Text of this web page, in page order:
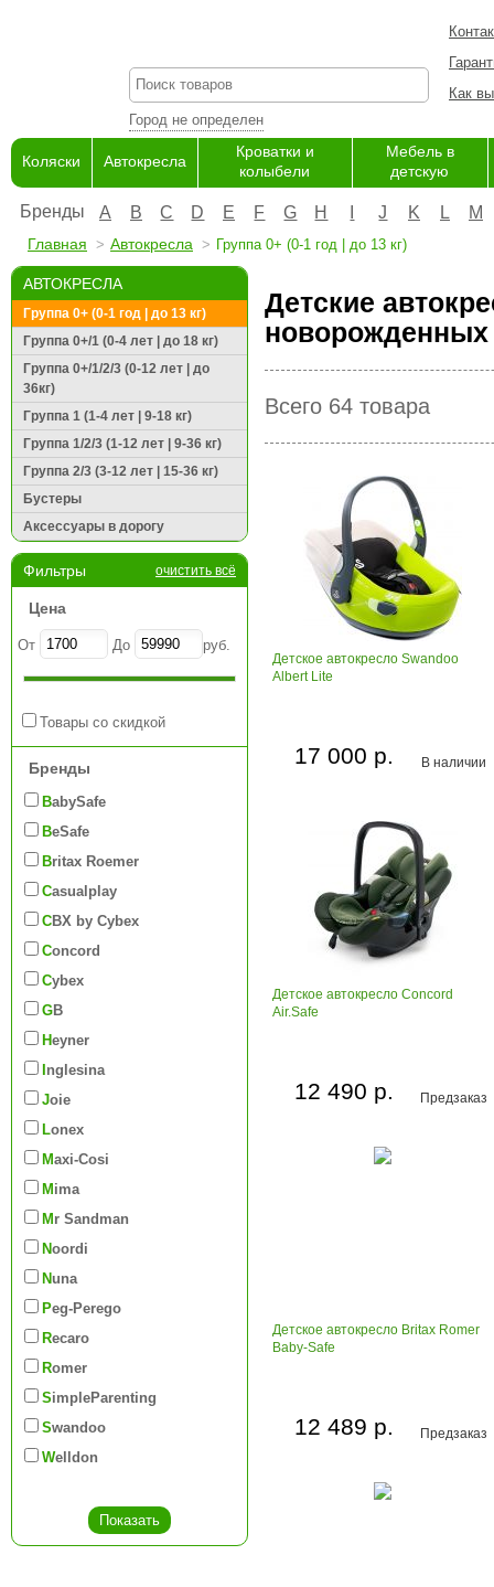
Город не определен
Как
Коляски Автокресла
Кроватки и
колыбели
Мебель в
детскую
Бренды A B C D E F G H J K L M
Главная Автокресла Группа 0+ (0-1 год | до 13 кг)
АВТОКРЕСЛА
Группа 0+ (0-1 год | до 13 кг)
Группа 0+/1 (0-4 лет | до 18 кг)
Группа 0+/1/2/3 (0-12 лет | до
36кг)
Группа 1 (1-4 лет | 9-18 кг)
Группа 1/2/3 (1-12 лет | 9-36 кг)
Группа 2/3 (3-12 лет | 15-36 кг)
Бустеры
Аксессуары в дорогу
Фильтры очистить всё
Цена
От До руб.
Товары со скидкой
Бренды
BabySafe
BeSafe
Britax Roemer
Casualplay
CBX by Cybex
Concord
Cybex
GB
Heyner
Inglesina
Joie
Lonex
Maxi-Cosi
Mima
Mr Sandman
Noordi
Nuna
Peg-Perego
Recaro
Romer
SimpleParenting
Swandoo
Welldon
Детские
новорожденных
Всего 64 товара
Детское автокресло Swandoo
Albert Lite
В наличии
17 000 р.
Детское автокресло Concord
Air.Safe
Предзаказ
12 490 р.
Детское автокресло Britax Romer
Baby-Safe
Предзаказ
12 489 р.